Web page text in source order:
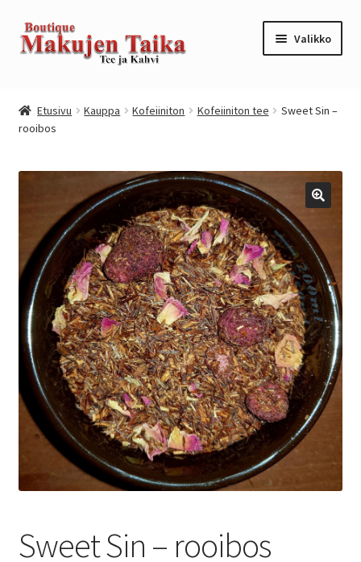
Siirry
navigointiin
Siirry
sisältöön
Valikko
Kanta-asiakkuusohjelma / loyalty program
Kassa
Kauppa
Oma tili
Ostoskori
Tilaus- ja sopimusehdot
Yrityksille
Etusivu Kauppa Kofeiiniton Kofeiiniton tee
Sweet Sin –
rooibos
Sweet Sin – rooibos